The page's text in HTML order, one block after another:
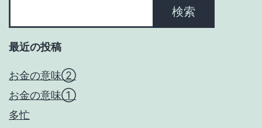
検索
最近の投稿
お金の意味②
お金の意味①
多忙